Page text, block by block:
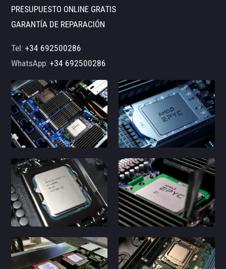
PRESUPUESTO ONLINE GRATIS
GARANTÍA DE REPARACIÓN
Tel:+34 692500286
WhatsApp:+34 692500286